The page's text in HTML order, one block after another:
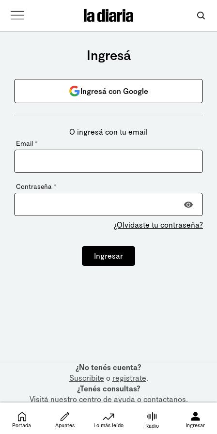
Ingresá
Ingresá con Google
O ingresá con tu email
Email *
Contraseña *
¿Olvidaste tu contraseña?
Ingresar
¿No tenés cuenta?
Suscribite o registrate.
¿Tenés consultas?
Visitá nuestrocentro de ayudaocontactanos.
Portada Apuntes Lo más leído Radio Ingresar